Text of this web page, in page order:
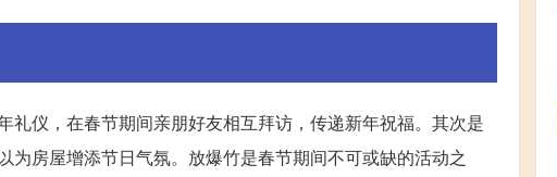
仪，在春节期间亲朋好友相互拜访，传递新年祝福。其次是
房屋增添节日气氛。放爆竹是春节期间不可或缺的活动之